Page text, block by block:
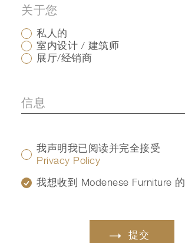
关于您
私人的
室内设计 / 建筑师
展厅/经销商
我声明我已阅读并完全接受
Privacy Policy
我想收到 Modenese Furniture
提交